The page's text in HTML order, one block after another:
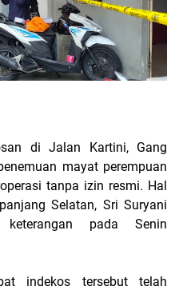
di Jalan Kartini, Gang
mayat perempuan
tanpa izin resmi. Hal
Selatan, Sri Suryani
pada Senin
indekos tersebut telah